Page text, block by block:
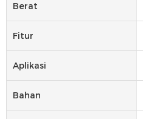
Berat
Fitur
Aplikasi
Bahan